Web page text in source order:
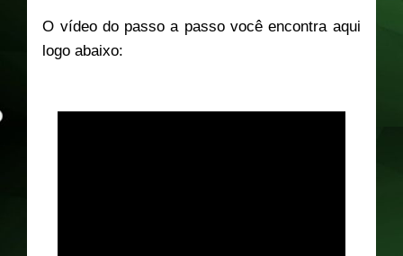
O vídeo do passo a passo você encontra aqui
logo abaixo: